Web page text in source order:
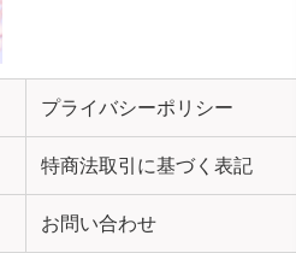
プライバシーポリシー
特商法取引に基づく表記
お問い合わせ